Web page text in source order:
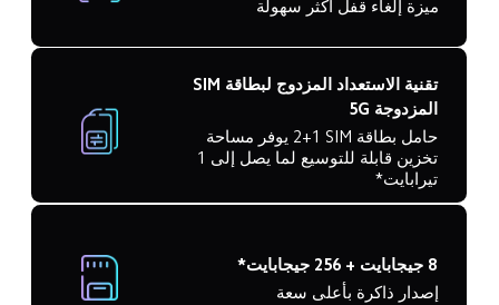
ميزة إلغاء قفل أكثر سهولة
المزدوجة 5G
حامل بطاقة SIM‏ 2+1 يوفر مساحة
تيرابايت*
8 جيجابايت + 256 جيجابايت*
إصدار ذاكرة بأعلى سعة